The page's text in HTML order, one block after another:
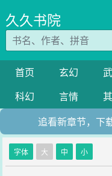
久久书院
首页 玄幻
科幻
言情
追看新章节，下
字体 大 中 小